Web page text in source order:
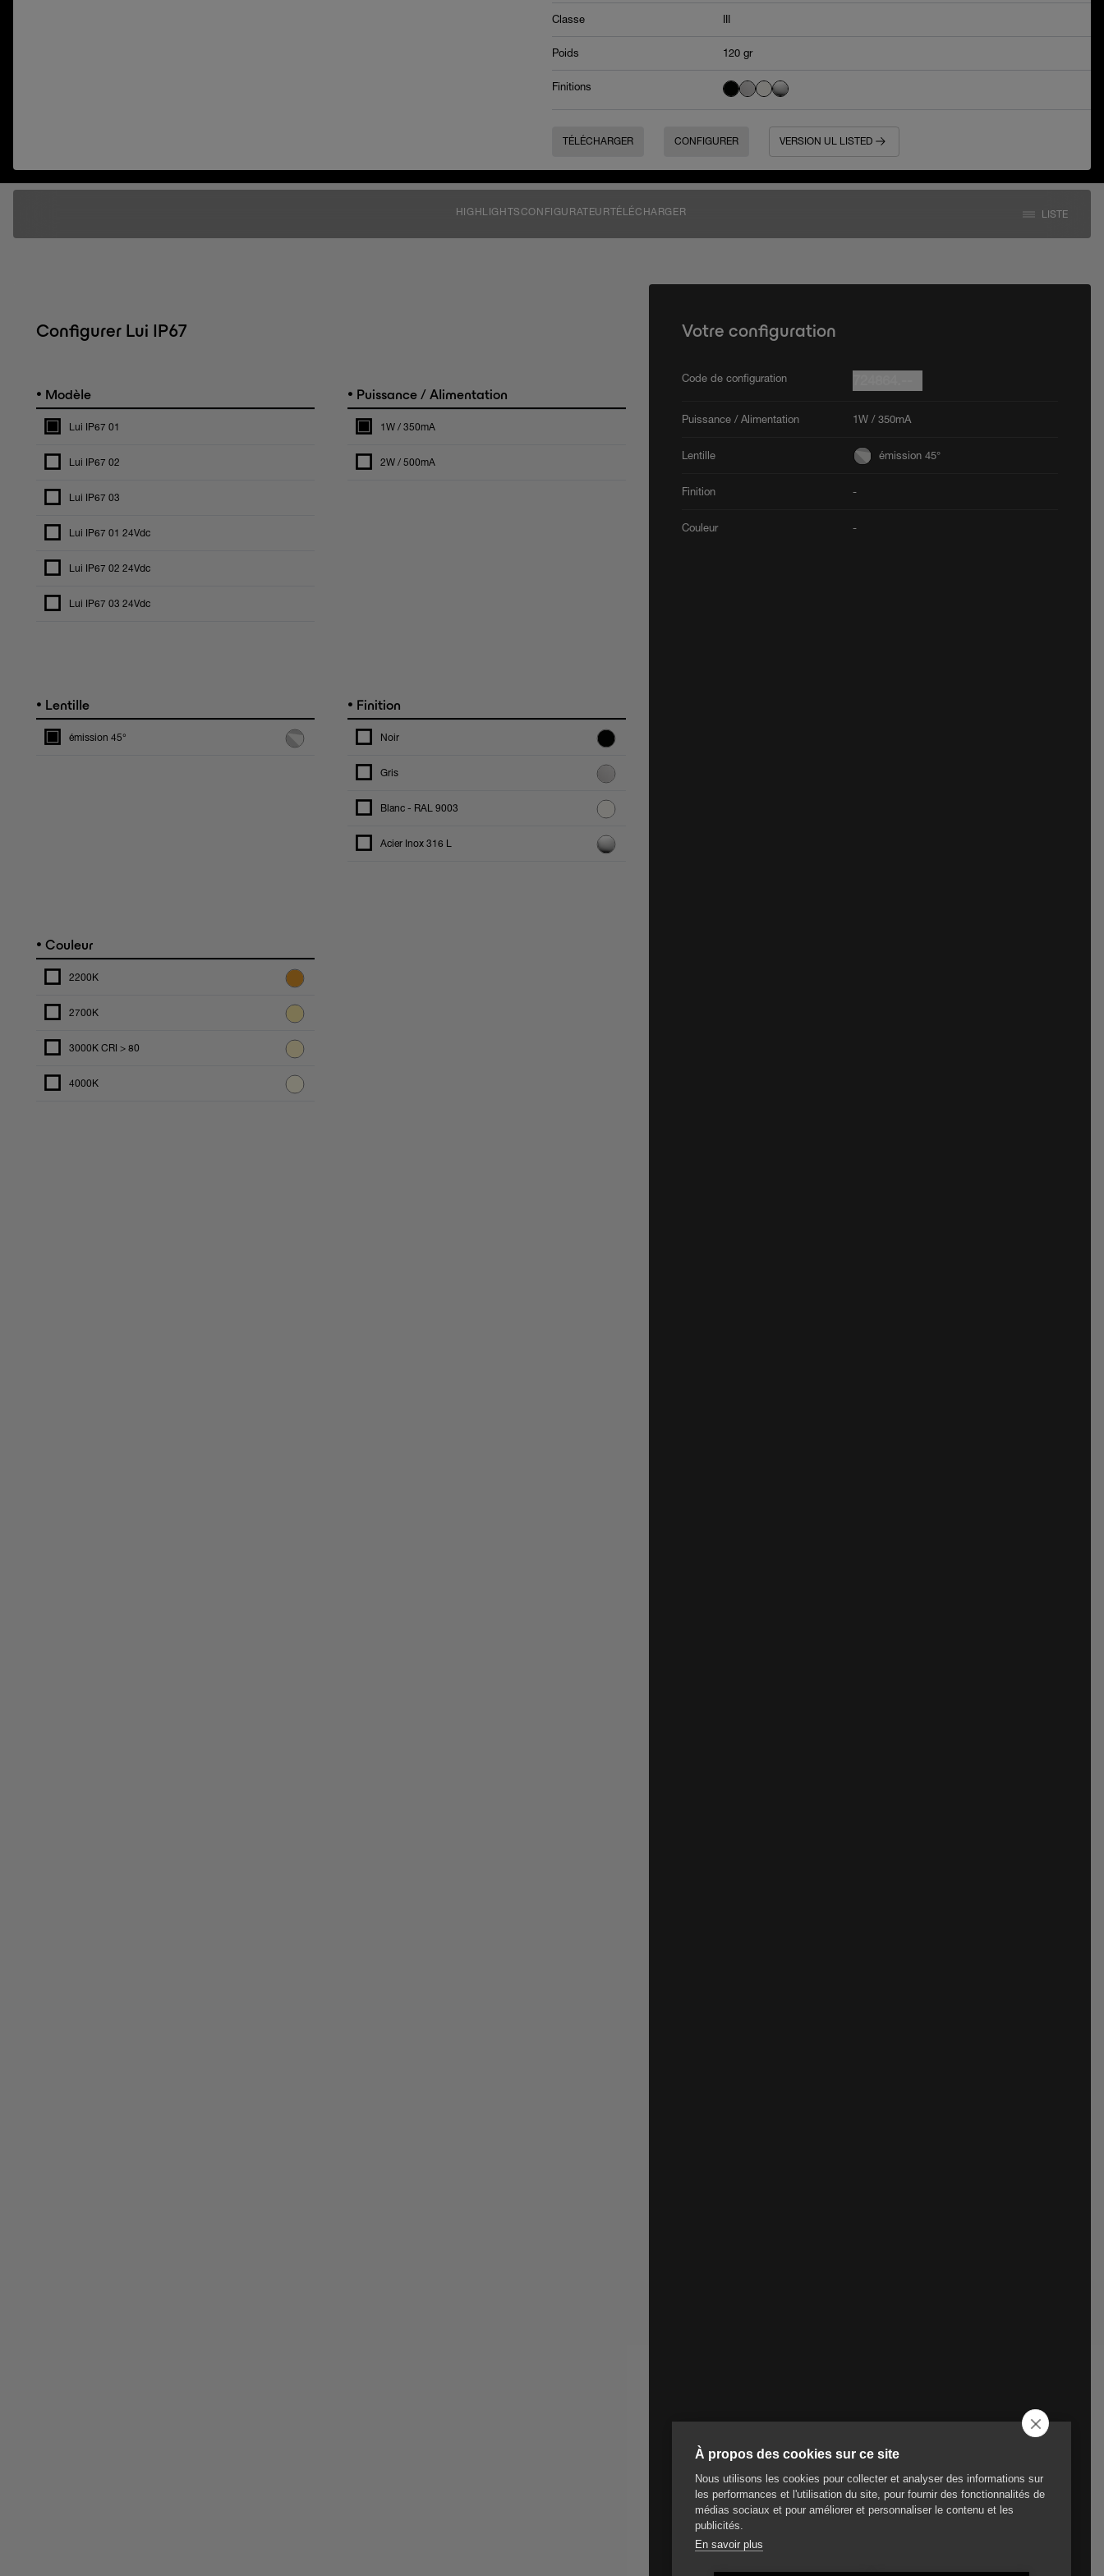
Classe
Poids 120 gr
Finitions
TÉLÉCHARGER CONFIGURER VERSION UL LISTED
HIGHLIGHTSCONFIGURATEURTÉLÉCHARGER LISTE
Configurer Lui IP67
• Modèle
Lui IP67 01
Lui IP67 02
Lui IP67 03
Lui IP67 01 24Vdc
Lui IP67 02 24Vdc
Lui IP67 03 24Vdc
• Puissance / Alimentation
1W / 350mA
2W / 500mA
• Lentille
émission 45°
• Finition
Noir
Gris
Blanc - RAL 9003
Acier Inox 316 L
• Couleur
2200K
2700K
3000K CRI > 80
4000K
Votre configuration
Code de configuration
Puissance / Alimentation 1W / 350mA
Lentille émission 45°
Finition -
Couleur -
À propos des cookies sur ce site
Nous utilisons les cookies pour collecter et analyser des informations sur
les performances et l'utilisation du site, pour fournir des fonctionnalités de
médias sociaux et pour améliorer et personnaliser le contenu et les
publicités.
En savoir plus